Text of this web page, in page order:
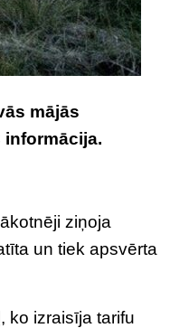
mājās
informācija.
ziņoja
un tiek apsvērta
ko izraisīja tarifu